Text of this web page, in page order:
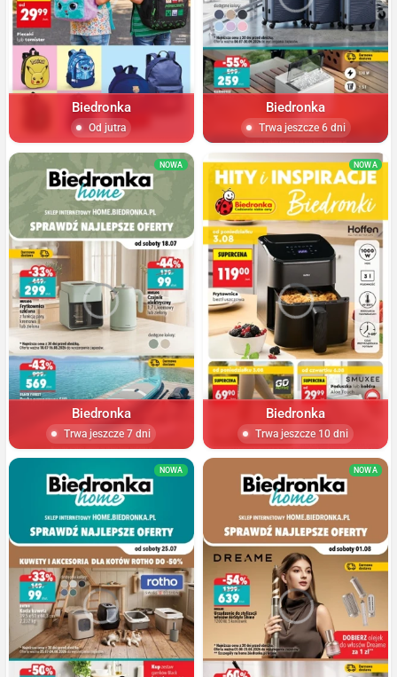
Biedronka
Od jutra
Biedronka
Trwa jeszcze 6 dni
NOWA
Biedronka
Trwa jeszcze 7 dni
NOWA
Biedronka
Trwa jeszcze 10 dni
NOWA NOWA